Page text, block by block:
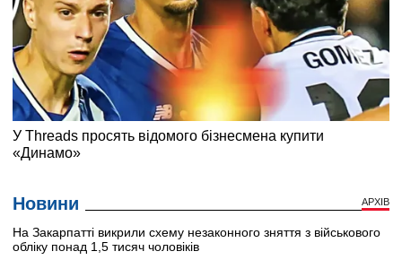
Новини АРХІВ
На Закарпатті викрили схему незаконного зняття з військового
обліку понад 1,5 тисяч чоловіків